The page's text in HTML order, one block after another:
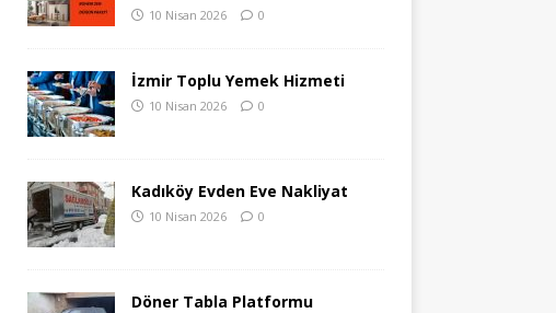
10 Nisan 2026 0
İzmir Toplu Yemek Hizmeti
10 Nisan 2026 0
Kadıköy Evden Eve Nakliyat
10 Nisan 2026 0
Döner Tabla Platformu